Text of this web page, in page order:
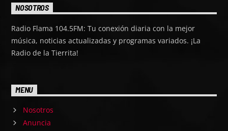
NOSOTROS
Radio Flama 104.5FM: Tu conexión diaria con la mejor
música, noticias actualizadas y programas variados. ¡La
Radio de la Tierrita!
MENU
Nosotros
Anuncia